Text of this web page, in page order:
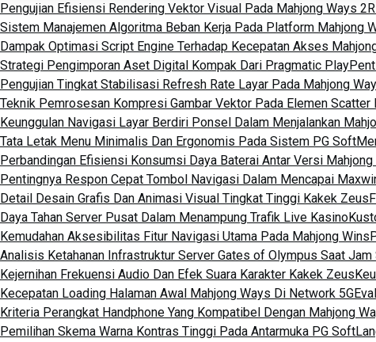
Pengujian Efisiensi Rendering Vektor Visual Pada Mahjong Ways 2
Sistem Manajemen Algoritma Beban Kerja Pada Platform Mahjong
Dampak Optimasi Script Engine Terhadap Kecepatan Akses
Strategi Pengimporan Aset Digital Kompak Dari Pragmatic Play
Pengujian Tingkat Stabilisasi Refresh Rate Layar Pada Mahjong
Teknik Pemrosesan Kompresi Gambar Vektor Pada Elemen Scatter
Keunggulan Navigasi Layar Berdiri Ponsel Dalam Menjalankan
Tata Letak Menu Minimalis Dan Ergonomis Pada Sistem PG Soft
Perbandingan Efisiensi Konsumsi Daya Baterai Antar Versi Mahjong
Pentingnya Respon Cepat Tombol Navigasi Dalam Mencapai
Detail Desain Grafis Dan Animasi Visual Tingkat Tinggi Kakek Zeus
Daya Tahan Server Pusat Dalam Menampung Trafik Live Kasino
Kemudahan Aksesibilitas Fitur Navigasi Utama Pada Mahjong Wins
Analisis Ketahanan Infrastruktur Server Gates of Olympus Saat Jam
Kejernihan Frekuensi Audio Dan Efek Suara Karakter Kakek Zeus
Kecepatan Loading Halaman Awal Mahjong Ways Di Network 5G
Kriteria Perangkat Handphone Yang Kompatibel Dengan Mahjong
Pemilihan Skema Warna Kontras Tinggi Pada Antarmuka PG Soft